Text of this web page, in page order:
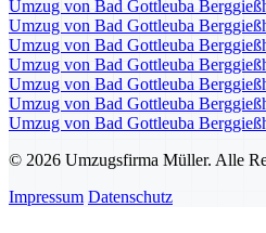
Umzug von Bad Gottleuba
Umzug von Bad Gottleuba
Umzug von Bad Gottleuba
Umzug von Bad Gottleuba
Umzug von Bad Gottleuba
Umzug von Bad Gottleuba
Umzug von Bad Gottleuba
© 2026 Umzugsfirma Müller. Alle
Impressum Datenschutz